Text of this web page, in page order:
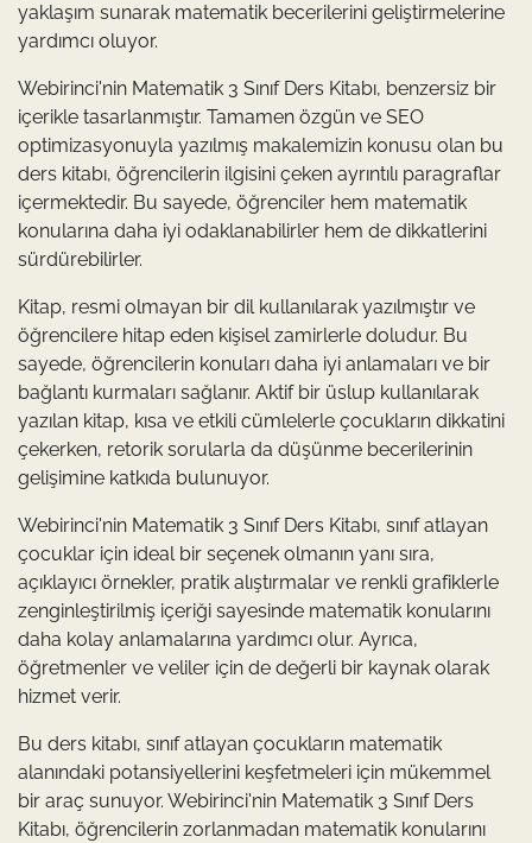
yaklaşım sunarak matematik becerilerini geliştirmelerine
yardımcı oluyor.
Webirinci'nin Matematik 3 Sınıf Ders Kitabı, benzersiz bir
içerikle tasarlanmıştır. Tamamen özgün ve SEO
optimizasyonuyla yazılmış makalemizin konusu olan bu
ders kitabı, öğrencilerin ilgisini çeken ayrıntılı paragraflar
içermektedir. Bu sayede, öğrenciler hem matematik
konularına daha iyi odaklanabilirler hem de dikkatlerini
sürdürebilirler.
Kitap, resmi olmayan bir dil kullanılarak yazılmıştır ve
öğrencilere hitap eden kişisel zamirlerle doludur. Bu
sayede, öğrencilerin konuları daha iyi anlamaları ve bir
bağlantı kurmaları sağlanır. Aktif bir üslup kullanılarak
yazılan kitap, kısa ve etkili cümlelerle çocukların dikkatini
çekerken, retorik sorularla da düşünme becerilerinin
gelişimine katkıda bulunuyor.
Webirinci'nin Matematik 3 Sınıf Ders Kitabı, sınıf atlayan
çocuklar için ideal bir seçenek olmanın yanı sıra,
açıklayıcı örnekler, pratik alıştırmalar ve renkli grafiklerle
zenginleştirilmiş içeriği sayesinde matematik konularını
daha kolay anlamalarına yardımcı olur. Ayrıca,
öğretmenler ve veliler için de değerli bir kaynak olarak
hizmet verir.
Bu ders kitabı, sınıf atlayan çocukların matematik
alanındaki potansiyellerini keşfetmeleri için mükemmel
bir araç sunuyor. Webirinci'nin Matematik 3 Sınıf Ders
Kitabı, öğrencilerin zorlanmadan matematik konularını